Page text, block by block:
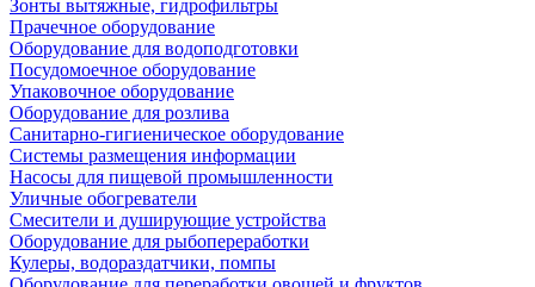
Зонты вытяжные, гидрофильтры
Прачечное оборудование
Оборудование для водоподготовки
Посудомоечное оборудование
Упаковочное оборудование
Оборудование для розлива
Санитарно-гигиеническое оборудование
Системы размещения информации
Насосы для пищевой промышленности
Уличные обогреватели
Смесители и душирующие устройства
Оборудование для рыбопереработки
Кулеры, водораздатчики, помпы